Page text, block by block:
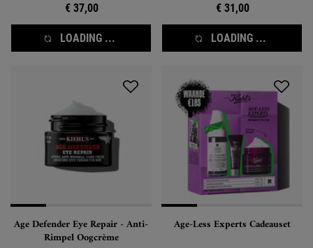
€ 37,00
LOADING ...
€ 31,00
LOADING ...
Age Defender Eye Repair - Anti-
Rimpel Oogcrème
Age-Less Experts Cadeauset